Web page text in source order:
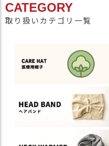
CATEGORY
取り扱いカテゴリ一覧